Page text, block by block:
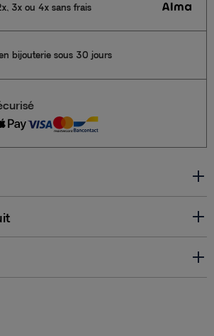
3x ou 4x sans frais
bijouterie sous 30 jours